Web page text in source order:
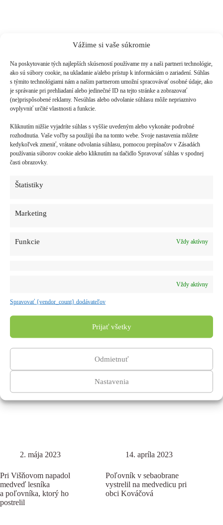
Vážime si vaše súkromie
Na poskytovanie tých najlepších skúseností používame my a naši partneri technológie,
ako sú súbory cookie, na ukladanie a/alebo prístup k informáciám o zariadení. Súhlas
s týmito technológiami nám a našim partnerom umožní spracovávať osobné údaje, ako
je správanie pri prehliadaní alebo jedinečné ID na tejto stránke a zobrazovať
(ne)prispôsobené reklamy. Nesúhlas alebo odvolanie súhlasu môže nepriaznivo
ovplyvniť určité vlastnosti a funkcie.
Kliknutím nižšie vyjadríte súhlas s vyššie uvedeným alebo vykonáte podrobné
rozhodnutia. Vaše voľby sa použijú iba na tomto webe. Svoje nastavenia môžete
kedykoľvek zmeniť, vrátane odvolania súhlasu, pomocou prepínačov v Zásadách
používania súborov cookie alebo kliknutím na tlačidlo Spravovať súhlas v spodnej
časti obrazovky.
Štatistiky
Marketing
Funkcie Vždy aktívny
Vždy aktívny
Spravovať {vendor_count} dodávateľov
Prijať všetky
Odmietnuť
Nastavenia
7. júla 2023
ročného chlapca na farme
pri obci Háj v okrese
Turčianske Teplice
23. júna 2023
pracovníka Lesov SR
v obvode Dolná Bzová
neďaleko Detvy
Medveď naháňal cyklistu
medzi obcami Liešťany
a Čavoj, k útoku však
2. mája 2023
Pri Višňovom napadol
medveď lesníka
a poľovníka, ktorý ho
postrelil
14. apríla 2023
Poľovník v sebaobrane
vystrelil na medvedicu pri
obci Kováčová